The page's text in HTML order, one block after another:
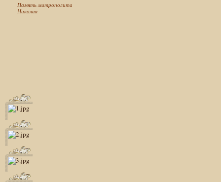
Память митрополита
Николая